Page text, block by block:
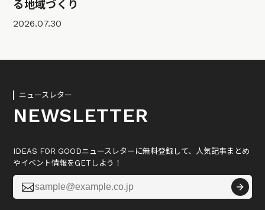
る地域づくり
2026.07.30
ニュースレター
NEWSLETTER
IDEAS FOR GOODニュースレターに無料登録して、人気記事まとめ
やイベント情報をGETしよう！
